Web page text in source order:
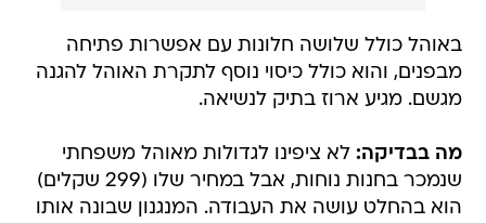
באוהל כולל שלושה חלונות עם אפשרות פתיחה
מבפנים, והוא כולל כיסוי נוסף לתקרת האוהל להגנה
מגשם. מגיע ארוז בתיק לנשיאה.
מה בבדיקה: לא ציפינו לגדולות מאוהל משפחתי
שנמכר בחנות נוחות, אבל במחיר שלו (299 שקלים)
הוא בהחלט עושה את העבודה. המנגנון שבונה אותו